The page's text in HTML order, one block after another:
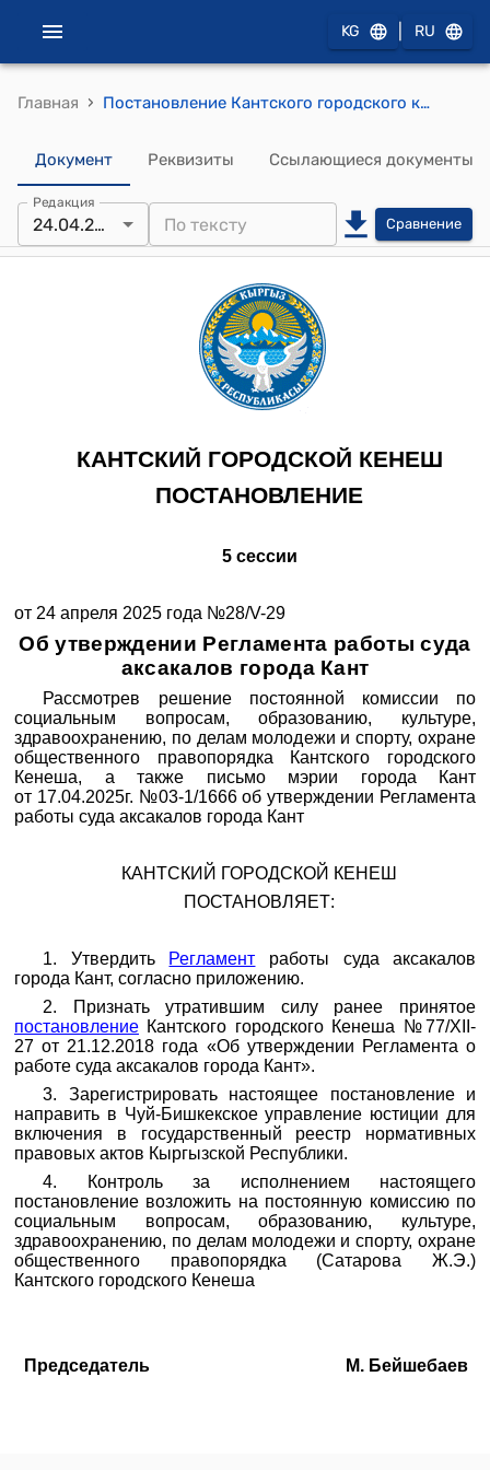
KG RU
Главная › Постановление Кантского городского кенеша от 24 апреля 2025 года № 28/V-29 "Об утверждении Регламента работы суда аксакалов города Кант"
Документ Реквизиты Ссылающиеся документы
Редакция
24.04.2025 Сравнение